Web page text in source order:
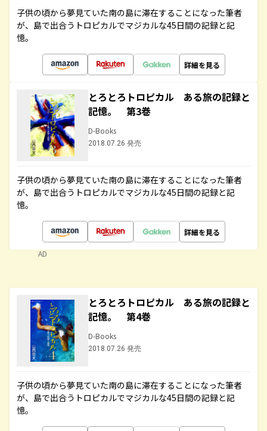
子供の頃から夢見ていた南の島に滞在することになった筆者
が、島で出合うトロピカルでマジカルな45日間の記録と記
憶。
詳細を見る
とろとろトロピカル ある旅の記録と
記憶。 第3巻
D-Books
2018.07.26 発売
子供の頃から夢見ていた南の島に滞在することになった筆者
が、島で出合うトロピカルでマジカルな45日間の記録と記
憶。
詳細を見る
AD
とろとろトロピカル ある旅の記録と
記憶。 第4巻
D-Books
2018.07.26 発売
子供の頃から夢見ていた南の島に滞在することになった筆者
が、島で出合うトロピカルでマジカルな45日間の記録と記
憶。